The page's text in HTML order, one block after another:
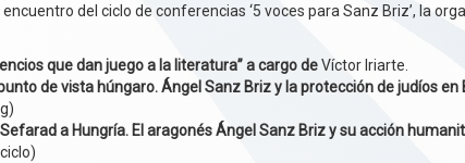
del ciclo de conferencias ‘5 voces para Sanz Briz’, la
que dan juego a la literatura” a cargo deVíctor Iriarte.
de vista húngaro. Ángel Sanz Briz y la protección de judíos
Sefarad a Hungría. El aragonés Ángel Sanz Briz y su acción